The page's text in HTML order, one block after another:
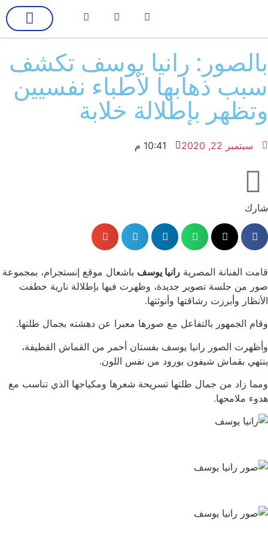
بالصور: رانيا يوسف تكشف
سبب ذهابها لأطباء نفسيين
وتظهر بإطلالة خلابة
سبتمبر 22, 2020 10:41 م
شارك
قامت الفنانة المصرية رانيا يوسف باشعال موقع إنستجرام، بمجموعة
صور من جلسة تصوير جديدة، وظهرت فيها بإطلالة نارية خطفت
الأنظار وأبرزت رشاقتها وأنوثتها.
وقام الجمهور بالتفاعل مع صورها معبرا عن دهشته بجمال طلتها.
وأظهرت الصور رانيا يوسف بفستان أحمر من القماش القطيفة،
ينتهي بقماش شيفون بورود من نفس اللون.
ومما زاد من جمال طلتها تسريحة شعرها ومكياجها الذي تناسب مع
هدوء ملامحها.